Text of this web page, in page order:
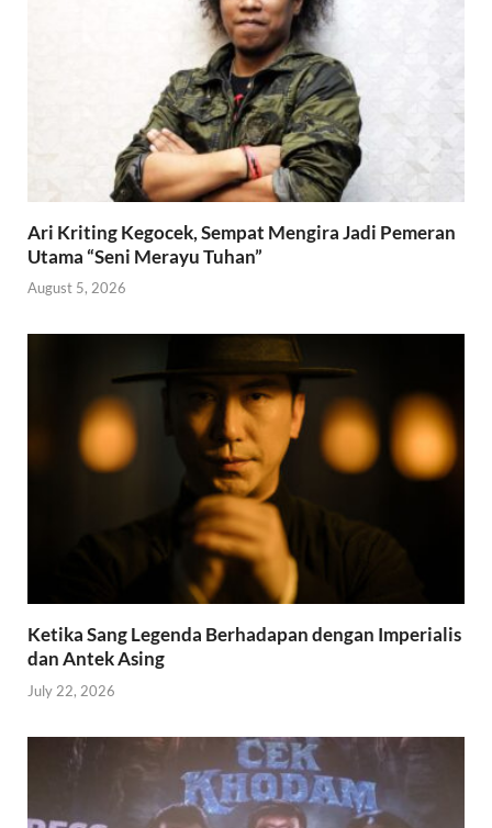
Ari Kriting Kegocek, Sempat Mengira Jadi Pemeran
Utama “Seni Merayu Tuhan”
August 5, 2026
Ketika Sang Legenda Berhadapan dengan Imperialis
dan Antek Asing
July 22, 2026